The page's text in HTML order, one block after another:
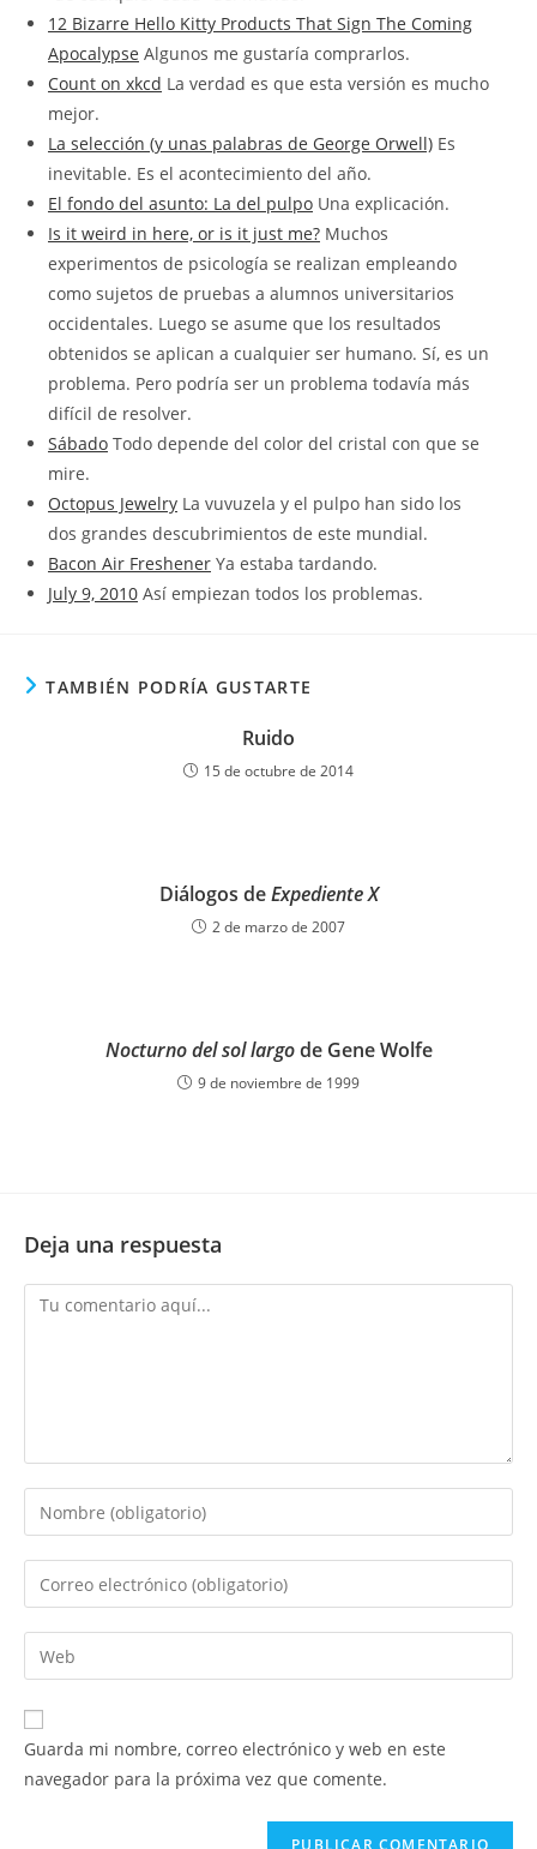
12 Bizarre Hello Kitty Products That Sign The Coming
Apocalypse Algunos me gustaría comprarlos.
Count on xkcd La verdad es que esta versión es mucho
mejor.
La selección (y unas palabras de George Orwell) Es
inevitable. Es el acontecimiento del año.
El fondo del asunto: La del pulpo Una explicación.
Is it weird in here, or is it just me? Muchos
experimentos de psicología se realizan empleando
como sujetos de pruebas a alumnos universitarios
occidentales. Luego se asume que los resultados
obtenidos se aplican a cualquier ser humano. Sí, es un
problema. Pero podría ser un problema todavía más
difícil de resolver.
Sábado Todo depende del color del cristal con que se
mire.
Octopus Jewelry La vuvuzela y el pulpo han sido los
dos grandes descubrimientos de este mundial.
Bacon Air Freshener Ya estaba tardando.
July 9, 2010 Así empiezan todos los problemas.
TAMBIÉN PODRÍA GUSTARTE
Ruido
15 de octubre de 2014
Diálogos deExpediente X
2 de marzo de 2007
Nocturno del sol largode Gene Wolfe
9 de noviembre de 1999
Deja una respuesta
Comentario
Introduce
tu
nombre
de
usuario
para
comentar
Introduce
tu
dirección
de
electrónico
para
comentar
Introduce
la
URL
de
Guarda mi nombre, correo electrónico y web en este
navegador para la próxima vez que comente.